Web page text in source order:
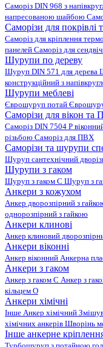
Саморіз DIN 968 з
напресованою шайбою
Саморізи для покрівлі
Саморіз для кріплення
панелей Саморіз для
Шурупи по дереву
Шуруп DIN 571 для дерева
конструкційний з
Шурупи меблеві
Єврошуруп потай
Саморізи для вікон та
Саморіз DIN 7504 P
різьбою Саморіз для ПВХ
Саморізи та шурупи
Шуруп сантехнічний
Шурупи з гаком
Шуруп з гаком C Шуруп з
Анкери з кожухом
Анкер дворозпірний з
однорозпірний з гайкою
Анкери клинові
Анкер клиновий
Анкери віконні
Анкер віконний Анкерна
Анкери з гаком
Анкер з гаком C Анкер з
кільцем O
Анкери хімічні
Інше Анкер хімічний
хімічних анкерів Шворінь
Інше анкерне